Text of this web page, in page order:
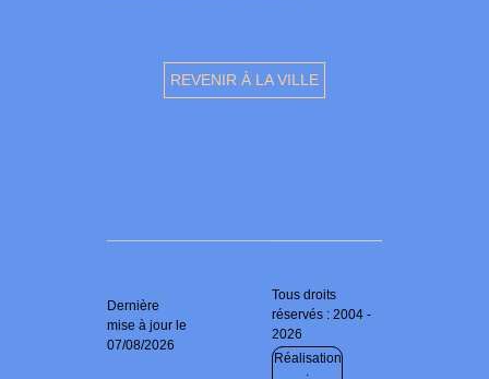
REVENIR À LA VILLE
Dernière
mise à jour le
07/08/2026
Tous droits
réservés : 2004 -
2026
Réalisation